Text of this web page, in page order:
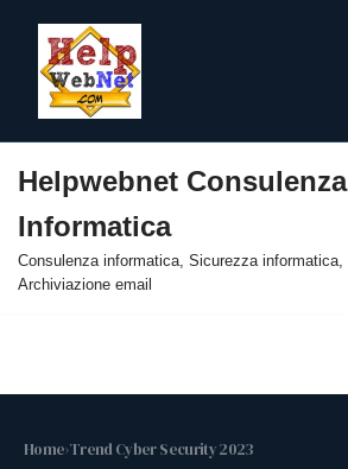
al
contenuto
Helpwebnet Consulenza
Informatica
Consulenza informatica, Sicurezza informatica,
Archiviazione email
Home›Trend Cyber Security 2023